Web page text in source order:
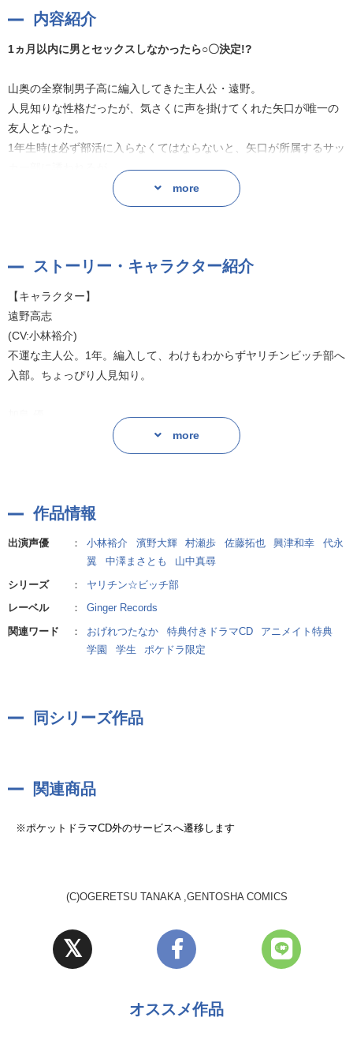
内容紹介
1ヵ月以内に男とセックスしなかったら○〇決定!?
山奥の全寮制男子高に編入してきた主人公・遠野。
人見知りな性格だったが、気さくに声を掛けてくれた矢口が唯一の
友人となった。
1年生時は必ず部活に入らなくてはならないと、矢口が所属するサッ
球技が苦手なため、一番ラクそうな写真部に入る遠野。
だがそこは写真部とは名ばかり、キャラの濃い先輩たちがひしめ
1ヵ月以内に男とセックスしなかったら○〇決定!?
同じ1年の新入部員・加島だけがマトモだと思ったが、友人・矢口が
加島に片思いかもしれなくて!?
性に奔放な先輩たちに翻弄される、新入部員・遠野と加島の不器用
でピュアな青春ラブストーリーが
愛と笑いに溢れたドラマCDになって登場!
原作:おげれつたなか(幻冬舎コミックス刊 バーズコミックス ルチ
more
ストーリー・キャラクター紹介
【キャラクター】
遠野高志
(CV:小林裕介)
不運な主人公。1年。編入して、わけもわからずヤリチンビッチ部へ
入部。ちょっぴり人見知り。
1年。遠野と同じ編入生でヤリチンビッチ部新入部員。遠野曰く部で
矢口恭介
明美
(CV:代永翼)
3年。ヤリチンビッチ部の部長。タチ専門。小柄だが巨根の持ち主。
(CV:山中真尋)
(CV:中澤まさとも)
(CV:興津和幸)
more
作品情報
出演声優 ： 小林裕介 濱野大輝 村瀬歩 佐藤拓也 興津和幸
代永
翼
中澤まさとも
山中真尋
シリーズ
：
ヤリチン☆ビッチ部
レーベル
：
Ginger Records
関連ワード
： おげれつたなか 特典付きドラマCD
アニメイト特典
学園
学生 ポケドラ限定
同シリーズ作品
関連商品
※ポケットドラマCD外のサービスへ遷移します
(C)OGERETSU TANAKA ,GENTOSHA COMICS
オススメ作品